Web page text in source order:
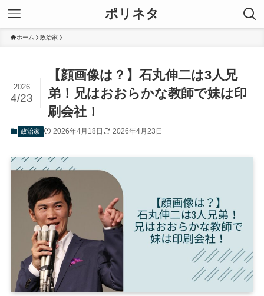
ポリネタ
ホーム 政治家
【顔画像は？】石丸伸二は3人兄
弟！兄はおおらかな教師で妹は印
刷会社！
2026
4/23
政治家 2026年4月18日 2026年4月23日